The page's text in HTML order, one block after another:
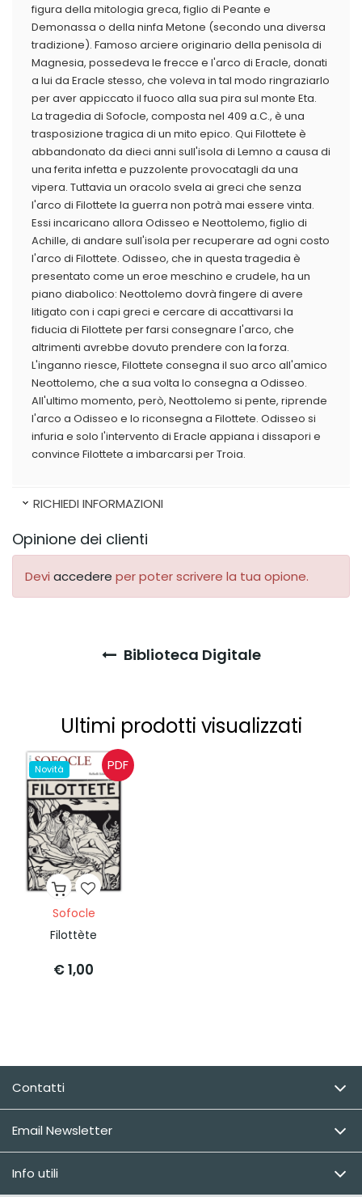
figura della mitologia greca, figlio di Peante e
Demonassa o della ninfa Metone (secondo una diversa
tradizione). Famoso arciere originario della penisola di
Magnesia, possedeva le frecce e l'arco di Eracle, donati
a lui da Eracle stesso, che voleva in tal modo ringraziarlo
per aver appiccato il fuoco alla sua pira sul monte Eta.
La tragedia di Sofocle, composta nel 409 a.C., è una
trasposizione tragica di un mito epico. Qui Filottete è
abbandonato da dieci anni sull'isola di Lemno a causa di
una ferita infetta e puzzolente provocatagli da una
vipera. Tuttavia un oracolo svela ai greci che senza
l'arco di Filottete la guerra non potrà mai essere vinta.
Essi incaricano allora Odisseo e Neottolemo, figlio di
Achille, di andare sull'isola per recuperare ad ogni costo
l'arco di Filottete. Odisseo, che in questa tragedia è
presentato come un eroe meschino e crudele, ha un
piano diabolico: Neottolemo dovrà fingere di avere
litigato con i capi greci e cercare di accattivarsi la
fiducia di Filottete per farsi consegnare l'arco, che
altrimenti avrebbe dovuto prendere con la forza.
L'inganno riesce, Filottete consegna il suo arco all'amico
Neottolemo, che a sua volta lo consegna a Odisseo.
All'ultimo momento, però, Neottolemo si pente, riprende
l'arco a Odisseo e lo riconsegna a Filottete. Odisseo si
infuria e solo l'intervento di Eracle appiana i dissapori e
convince Filottete a imbarcarsi per Troia.
RICHIEDI INFORMAZIONI
Opinione dei clienti
Devi accedere per poter scrivere la tua opione.
Biblioteca Digitale
Ultimi prodotti visualizzati
Novità PDF
Sofocle
Filottète
€ 1,00
Contatti
Email Newsletter
Info utili